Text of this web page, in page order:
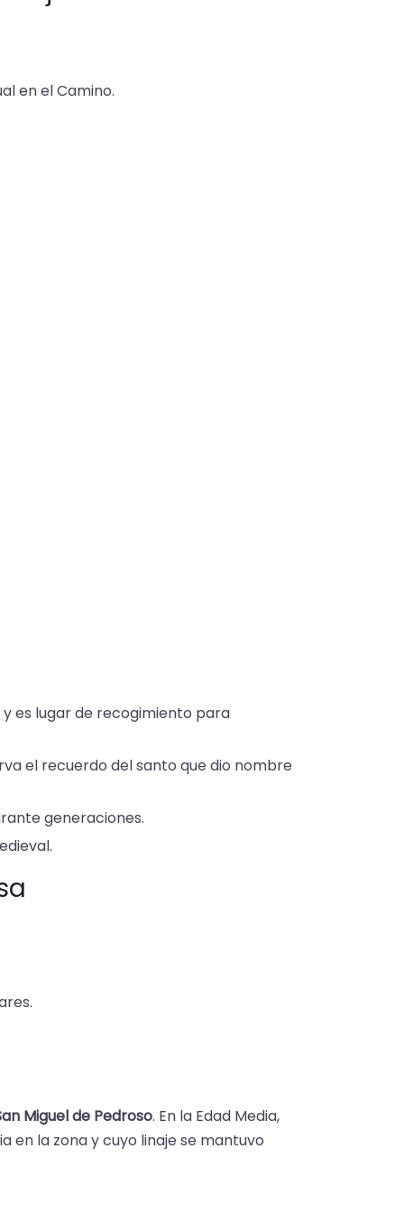
en el Camino.
es lugar de recogimiento para
el recuerdo del santo que dio nombre
generaciones.
Miguel de Pedroso. En la Edad Media,
en la zona y cuyo linaje se mantuvo